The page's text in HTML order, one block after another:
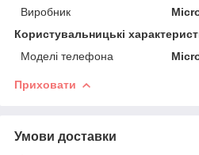
Виробник
Користувальницькі
Моделі телефона
Приховати
Умови доставки